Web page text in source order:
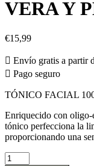
VERA Y
€15,99
Envío gratis a partir
Pago seguro
TÓNICO FACIAL
Enriquecido con oligo-
tónico perfecciona la
proporcionando una
TÓNICO